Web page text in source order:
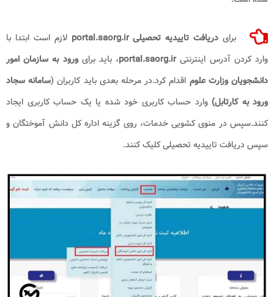
برای دریافت تاییدیه تحصیلی portal.saorg.ir
لازم است ابتدا با
وارد کردن آدرس اینترنتیportal.saorg.ir، باید برایورود به سازمان امور
دانشجویان وزارت علوم اقدام کرد.در مرحله بعدی باید کاربران (سامانه سجاد
ورود به کارتابل) وارد حساب کاربری خود شده یا یک حساب کاربری ایجاد
کنند.سپس در منوی کشویی خدمات، روی گزینه اداره کل دانش آموختگان و
سپس دریافت تاییدیه تحصیلی کلیک کنند.